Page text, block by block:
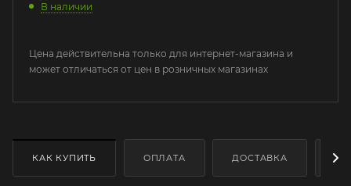
В наличии
Цена действительна только для интернет-магазина и
может отличаться от цен в розничных магазинах
КАК КУПИТЬ ОПЛАТА ДОСТАВКА